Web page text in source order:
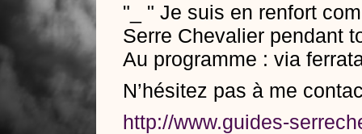
"_ " Je suis en renfort
Serre Chevalier pendant
Au programme : via
N’hésitez pas à me
http://www.guides-